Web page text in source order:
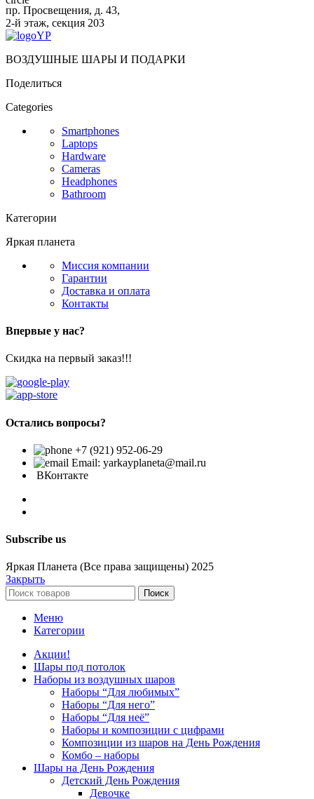
пр. Просвещения, д. 43,
2-й этаж, секция 203
ВОЗДУШНЫЕ ШАРЫ И ПОДАРКИ
Поделиться
Categories
Smartphones
Laptops
Hardware
Cameras
Headphones
Bathroom
Категории
Яркая планета
Миссия компании
Гарантии
Доставка и оплата
Контакты
Впервые у нас?
Скидка на первый заказ!!!
Остались вопросы?
+7 (921) 952-06-29
Email: yarkayplaneta@mail.ru
ВКонтакте
Subscribe us
Яркая Планета (Все права защищены) 2025
Закрыть
Поиск
Меню
Категории
Акции!
Шары под потолок
Наборы из воздушных шаров
Наборы “Для любимых”
Наборы “Для него”
Наборы “Для неё”
Наборы и композиции с цифрами
Композиции из шаров на День Рождения
Комбо – наборы
Шары на День Рождения
Детский День Рождения
Девочке